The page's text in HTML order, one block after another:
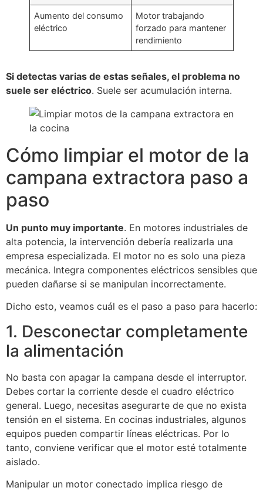
Aumento del consumo
eléctrico
Motor trabajando
forzado para mantener
rendimiento
Si detectas varias de estas señales, el problema no
suele ser eléctrico. Suele ser acumulación interna.
Cómo limpiar el motor de la
campana extractora paso a
paso
Un punto muy importante. En motores industriales de
alta potencia, la intervención debería realizarla una
empresa especializada. El motor no es solo una pieza
mecánica. Integra componentes eléctricos sensibles que
pueden dañarse si se manipulan incorrectamente.
Dicho esto, veamos cuál es el paso a paso para hacerlo:
1. Desconectar completamente
la alimentación
No basta con apagar la campana desde el interruptor.
Debes cortar la corriente desde el cuadro eléctrico
general. Luego, necesitas asegurarte de que no exista
tensión en el sistema. En cocinas industriales, algunos
equipos pueden compartir líneas eléctricas. Por lo
tanto, conviene verificar que el motor esté totalmente
aislado.
Manipular un motor conectado implica riesgo de